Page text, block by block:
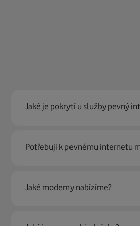
Jaké je pokrytí u služby pevný
Pevný internet můžeme
Potřebuji k pevnému internetu
Ano, potřebujete. Rádi vám ho
poradí naši proškolení prodejci
Jaké modemy nabízíme?